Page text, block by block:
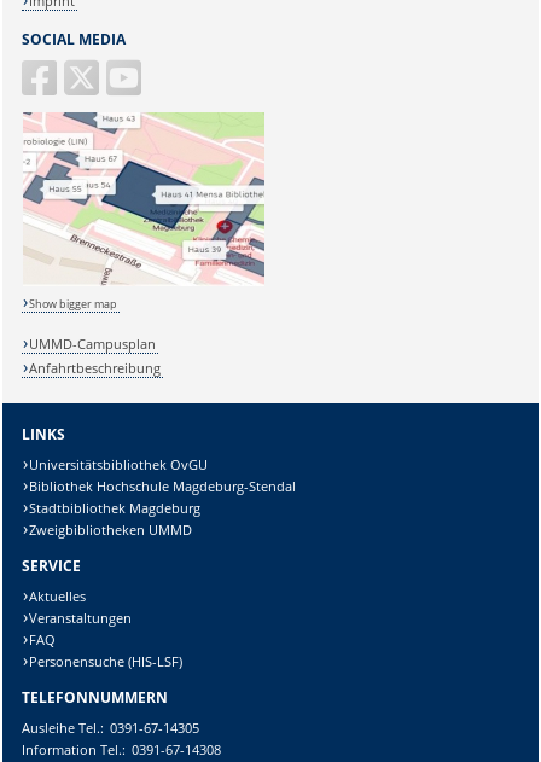
SOCIAL MEDIA
Show bigger map
UMMD-Campusplan
Anfahrtbeschreibung
LINKS
Universitätsbibliothek OvGU
Bibliothek Hochschule Magdeburg-Stendal
Stadtbibliothek Magdeburg
Zweigbibliotheken UMMD
SERVICE
Aktuelles
Veranstaltungen
FAQ
Personensuche (HIS-LSF)
TELEFONNUMMERN
AusleiheTel.: 0391-67-14305
Information Tel.: 0391-67-14308